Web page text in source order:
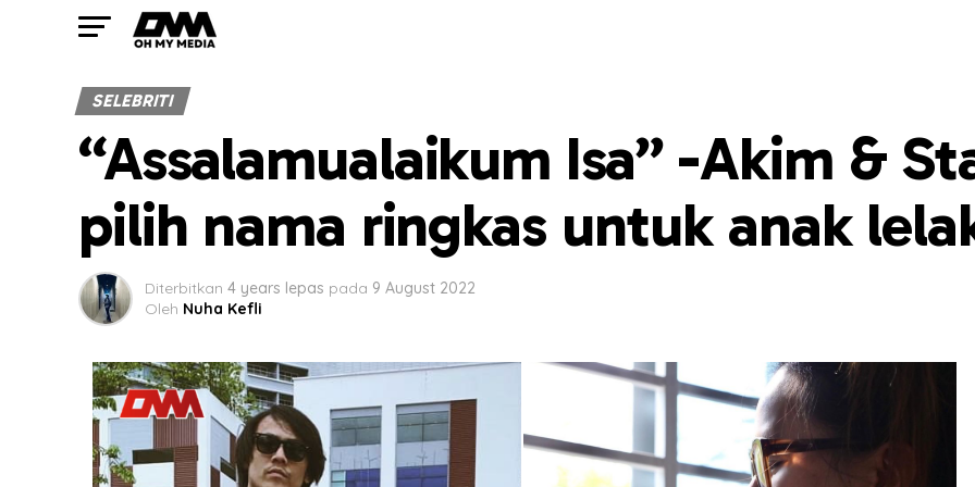
SELEBRITI
“Assalamualaikum Isa” -Akim &
pilih nama ringkas untuk anak
Diterbitkan 4 years lepas pada 9 August 2022
Oleh Nuha Kefli